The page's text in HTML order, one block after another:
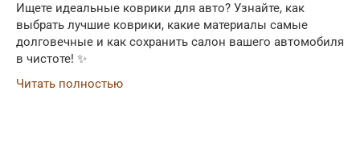
Ищете идеальные коврики для авто? Узнайте, как
выбрать лучшие коврики, какие материалы самые
долговечные и как сохранить салон вашего автомобиля
в чистоте! ✨
Читать полностью